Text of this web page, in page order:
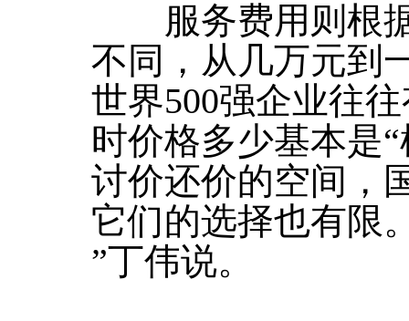
服务费用则根据
不同，从几万元到
世界500强企业往
时价格多少基本是
讨价还价的空间，
它们的选择也有限
”丁伟说。